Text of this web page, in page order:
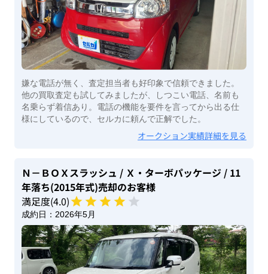
嫌な電話が無く、査定担当者も好印象で信頼できました。
他の買取査定も試してみましたが、しつこい電話、名前も
名乗らず着信あり。電話の機能を要件を言ってから出る仕
様にしているので、セルカに頼んで正解でした。
オークション実績詳細を見る
Ｎ－ＢＯＸスラッシュ / Ｘ・ターボパッケージ / 11
年落ち(2015年式)売却のお客様
満足度(4.0)
成約日： 2026年5月